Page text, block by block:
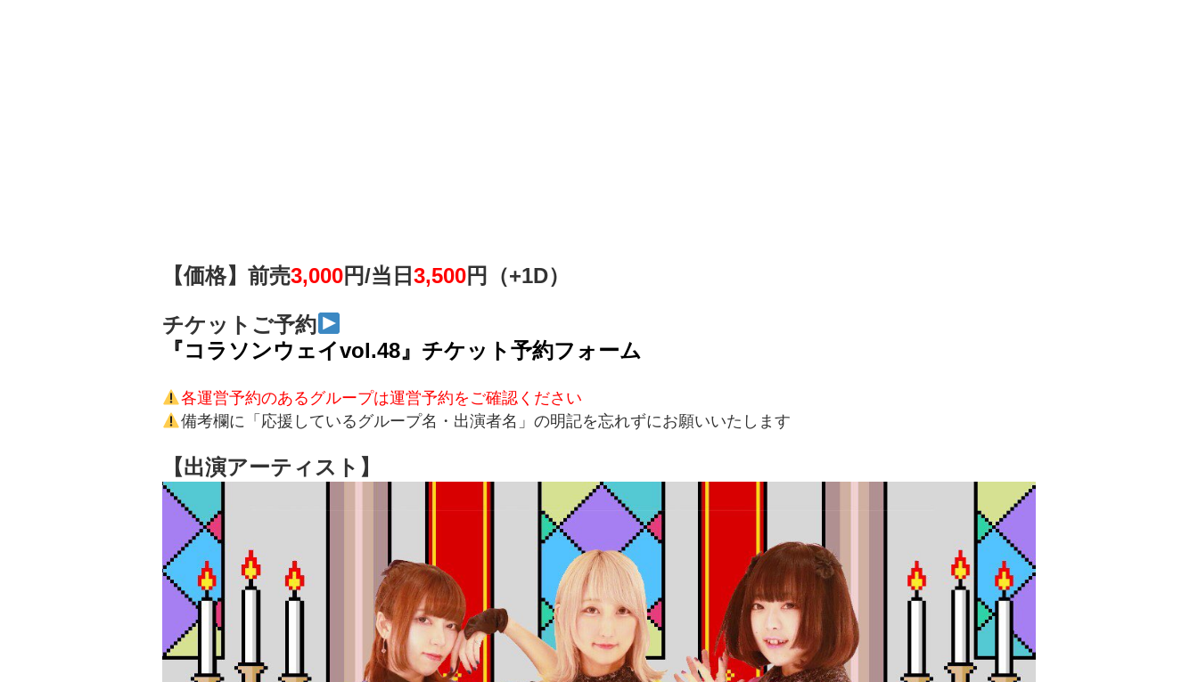
【価格】前売3,000円/当日 3,500円（+1D）
チケットご予約
『コラソンウェイvol.48』チケット予約フォーム
各運営予約のあるグループは運営予約をご確認ください
備考欄に「応援しているグループ名・出演者名」の明記を忘れずにお願いいたします
【出演アーティスト】